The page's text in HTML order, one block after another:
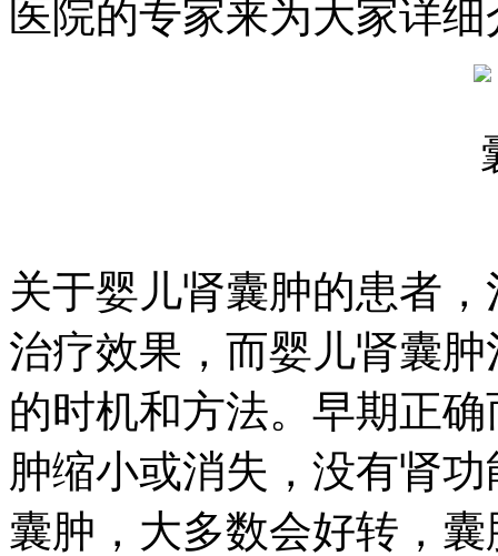
医院的专家来为大家详
关于婴儿肾囊肿的患者
治疗效果，而婴儿肾囊
的时机和方法。早期正
肿缩小或消失，没有肾
囊肿，大多数会好转，